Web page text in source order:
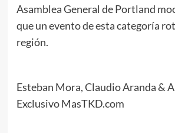
Asamblea General de Portland
que un evento de esta categoría
región.
Esteban Mora, Claudio Aranda &
Exclusivo MasTKD.com